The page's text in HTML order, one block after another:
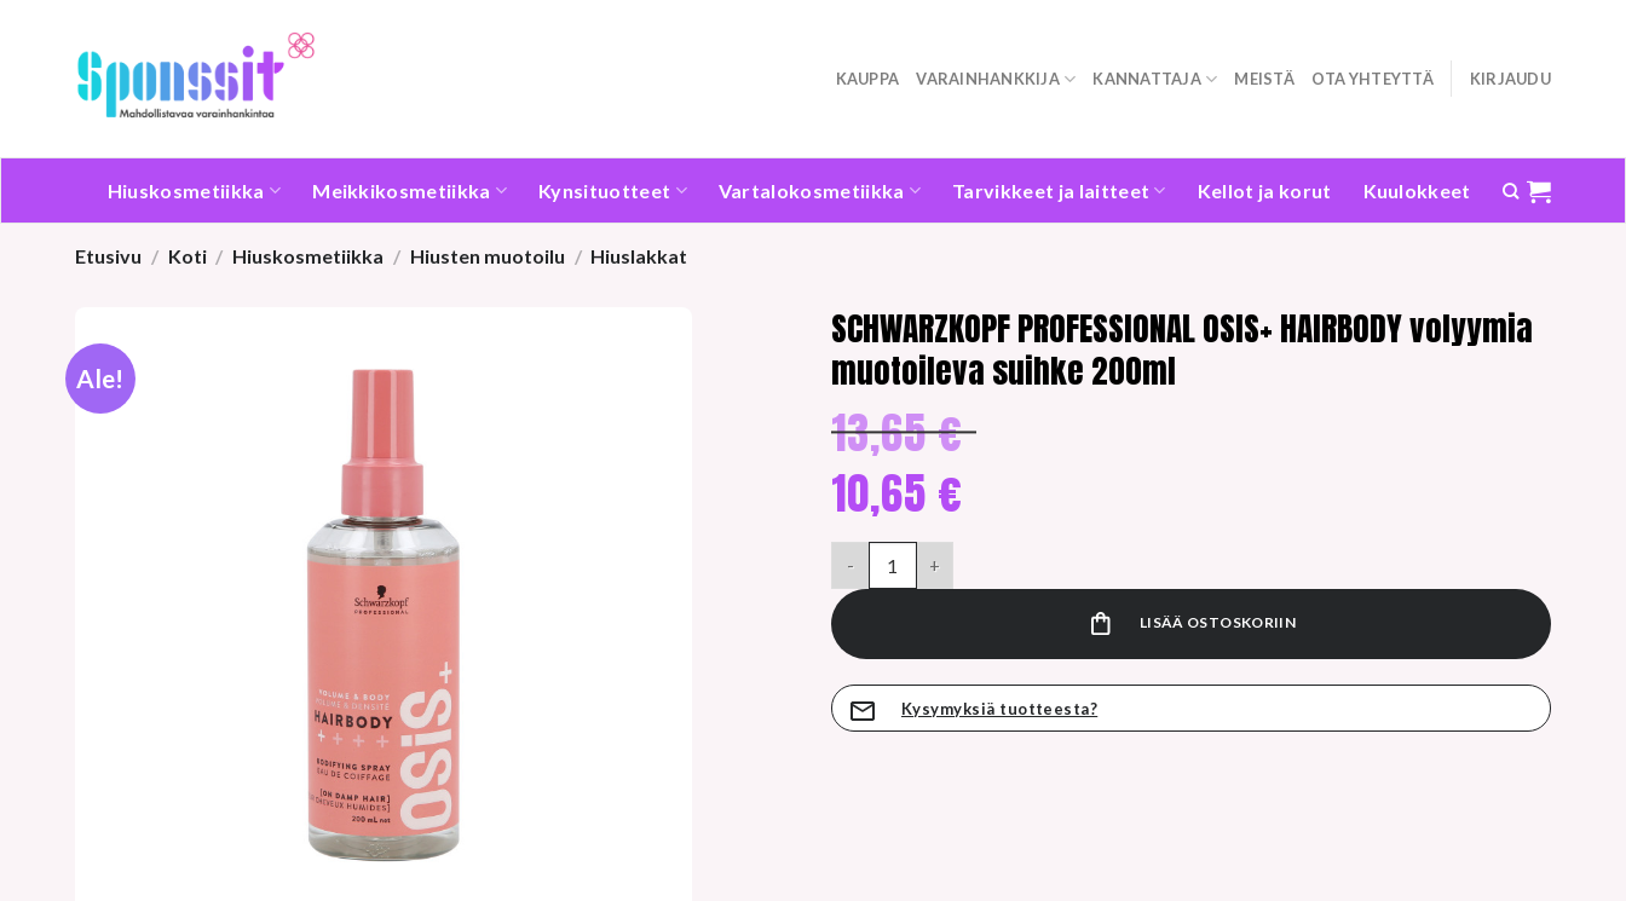
KAUPPA VARAINHANKKIJA KANNATTAJA MEISTÄ OTA YHTEYTTÄ KIRJAUDU
Hiuskosmetiikka Meikkikosmetiikka Kynsituotteet Vartalokosmetiikka Tarvikkeet ja laitteet Kellot ja korut Kuulokkeet
Etusivu / Koti / Hiuskosmetiikka / Hiusten muotoilu / Hiuslakkat
Ale!
SCHWARZKOPF PROFESSIONAL OSIS+ HAIRBODY volyymia
muotoileva suihke 200ml
13,65€ hinta
10,65 €
hinta
on:
10,65 €.
LISÄÄ OSTOSKORIIN
Kysymyksiä tuotteesta?